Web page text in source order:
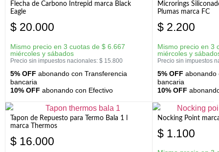
Flecha de Carbono Intrepid marca Black
Eagle
$ 20.000
Mismo precio en 3 cuotas de $ 6.667
miércoles y sábados
Precio sin impuestos nacionales: $ 15.800
5% OFF abonando con Transferencia
bancaria
10% OFF abonando con Efectivo
Microrings
Plumas marca FC
$ 2.200
Mismo precio en 3
miércoles y
Precio sin impuestos
5% OFF abonando
bancaria
10% OFF
Tapon de Repuesto para Termo Bala 1 l
marca Thermos
$ 16.000
Nocking Point
$ 1.100